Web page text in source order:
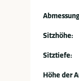
Sitzhöhe:
Sitztiefe:
Höhe der